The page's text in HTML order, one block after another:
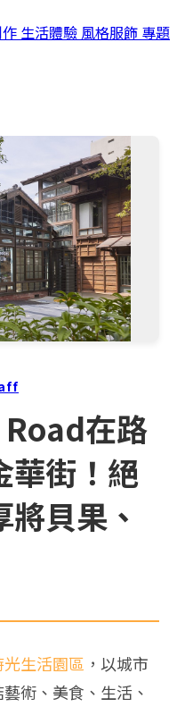
生活體驗 風格服飾 專題
在路
華街！絕
貝果、
生活園區 ，以城市
術、美食、生活、